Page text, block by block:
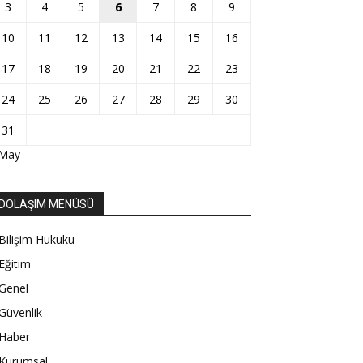
3
4 5 6 7 8
9
10
11 12 13 14 15
16
17
18 19 20 21 22
23
24
25 26 27 28 29
30
31
DOLAŞIM MENÜSÜ
Bilişim Hukuku
Eğitim
Haber